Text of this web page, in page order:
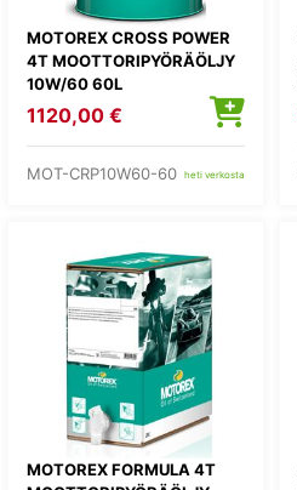
MOTOREX CROSS POWER
4T MOOTTORIPYÖRÄÖLJY
10W/60 60L
1120,00 €
MOT-CRP10W60-60 heti verkosta
MOTOREX FORMULA 4T